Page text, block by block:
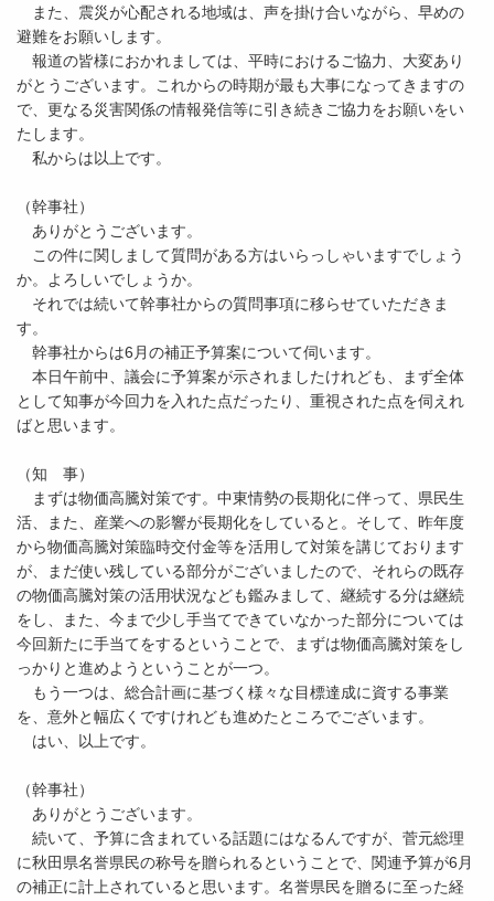
また、震災が心配される地域は、声を掛け合いながら、早めの
避難をお願いします。
報道の皆様におかれましては、平時におけるご協力、大変あり
がとうございます。これからの時期が最も大事になってきますの
で、更なる災害関係の情報発信等に引き続きご協力をお願いをい
たします。
私からは以上です。
（幹事社）
ありがとうございます。
この件に関しまして質問がある方はいらっしゃいますでしょう
か。よろしいでしょうか。
それでは続いて幹事社からの質問事項に移らせていただきま
す。
幹事社からは6月の補正予算案について伺います。
本日午前中、議会に予算案が示されましたけれども、まず全体
として知事が今回力を入れた点だったり、重視された点を伺えれ
ばと思います。
（知 事）
まずは物価高騰対策です。中東情勢の長期化に伴って、県民生
活、また、産業への影響が長期化をしていると。そして、昨年度
から物価高騰対策臨時交付金等を活用して対策を講じております
が、まだ使い残している部分がございましたので、それらの既存
の物価高騰対策の活用状況なども鑑みまして、継続する分は継続
をし、また、今まで少し手当てできていなかった部分については
今回新たに手当てをするということで、まずは物価高騰対策をし
っかりと進めようということが一つ。
もう一つは、総合計画に基づく様々な目標達成に資する事業
を、意外と幅広くですけれども進めたところでございます。
はい、以上です。
（幹事社）
ありがとうございます。
続いて、予算に含まれている話題にはなるんですが、菅元総理
に秋田県名誉県民の称号を贈られるということで、関連予算が6月
の補正に計上されていると思います。名誉県民を贈るに至った経